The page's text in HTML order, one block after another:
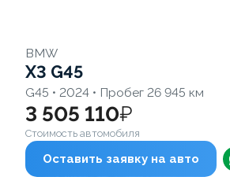
BMW
X3 G45
G45 • 2024 • Пробег 26 945 км
3 505 110₽
Стоимость автомобиля
Оставить заявку на авто